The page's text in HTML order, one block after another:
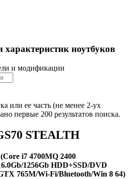
характеристик ноутбуков
и модификации
или ее часть (не менее 2-ух
первые 200 результатов поиска.
STEALTH
i7 4700MQ 2400
1256Gb HDD+SSD/DVD
765M/Wi-Fi/Bluetooth/Win 8 64)